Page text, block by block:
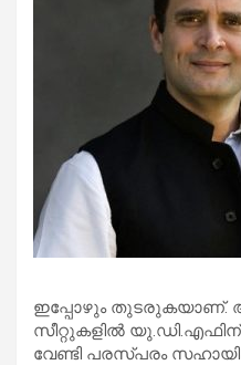
ഇപ്പോഴും തുടരുകയാണ്.
സീറ്റുകളില്‍
വേണ്ടി പരസ്പരം